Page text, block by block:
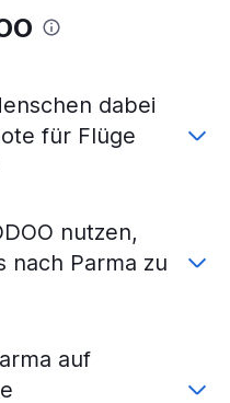
dabei
für Flüge
nutzen,
nach Parma zu
auf